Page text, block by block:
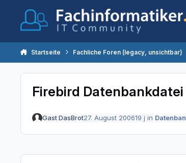
Startseite Fachliche Foren (legacy, unsichtbar)
Firebird
Gast DasBrot27. August 200619 j in